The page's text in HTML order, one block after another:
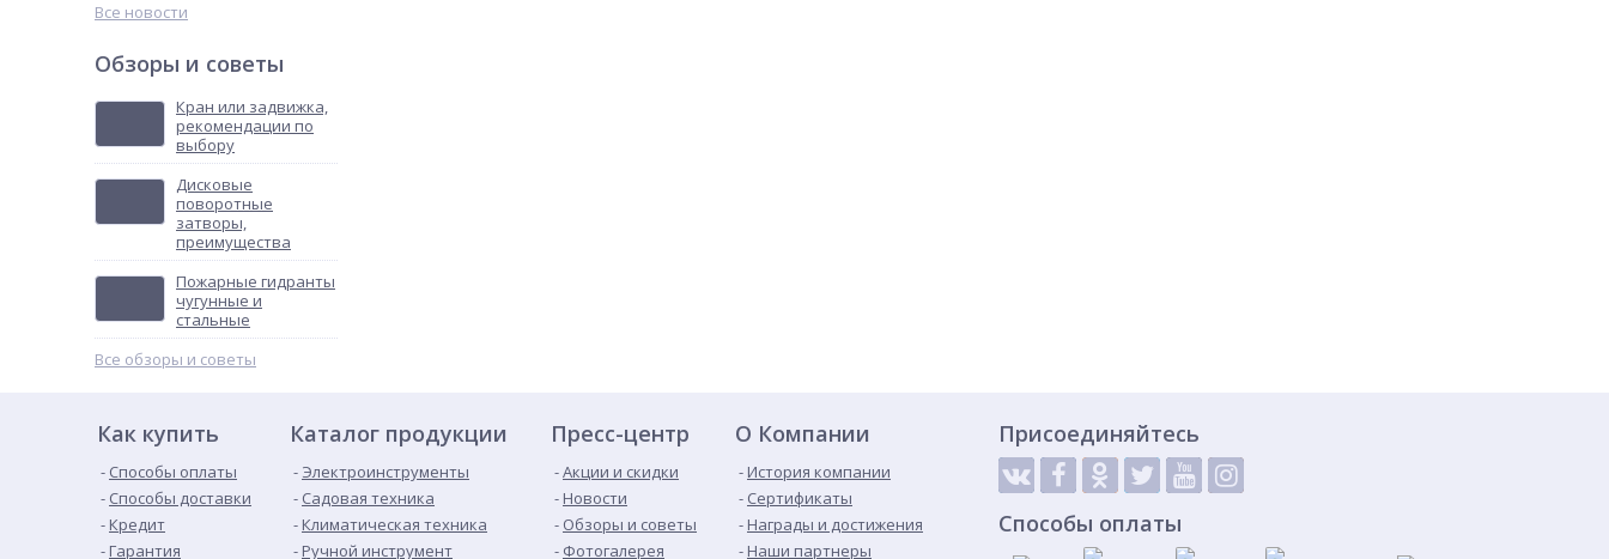
Все новости
Обзоры и советы
Кран или задвижка,
рекомендации по
выбору
Дисковые
поворотные
затворы,
преимущества
Пожарные гидранты
чугунные и
стальные
Все обзоры и советы
Как купить
Способы оплаты
Способы доставки
Кредит
Гарантия
Каталог продукции
Электроинструменты
Садовая техника
Климатическая техника
Ручной инструмент
Пресс-центр
Акции и скидки
Новости
Обзоры и советы
Фотогалерея
О Компании
История компании
Сертификаты
Награды и достижения
Наши партнеры
Присоединяйтесь
Способы оплаты